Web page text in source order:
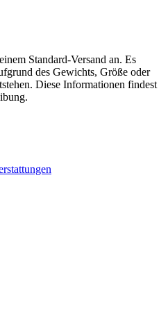
Standard-Versand an. Es
des Gewichts, Größe oder
Diese Informationen findest